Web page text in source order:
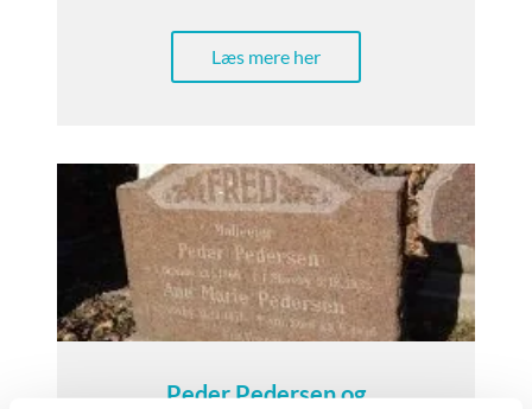
Læs mere her
Peder Pedersen og